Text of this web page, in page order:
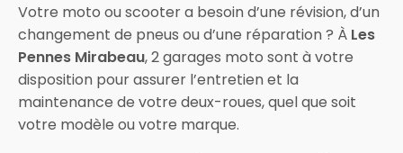
Votre moto ou scooter a besoin d’une révision, d’un
changement de pneus ou d’une réparation ? À Les
Pennes Mirabeau, 2 garages moto sont à votre
disposition pour assurer l’entretien et la
maintenance de votre deux-roues, quel que soit
votre modèle ou votre marque.